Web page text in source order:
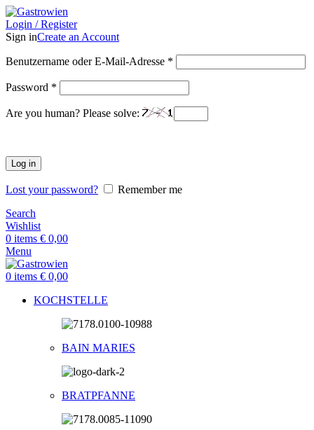
Login / Register
Sign inCreate an Account
Benutzername oder E-Mail-Adresse *
Password *
Are you human? Please solve:
Log in
Lost your password?
Remember me
Search
Wishlist
0 items € 0,00
Menu
0 items € 0,00
KOCHSTELLE
BAIN MARIES
BRATPFANNE